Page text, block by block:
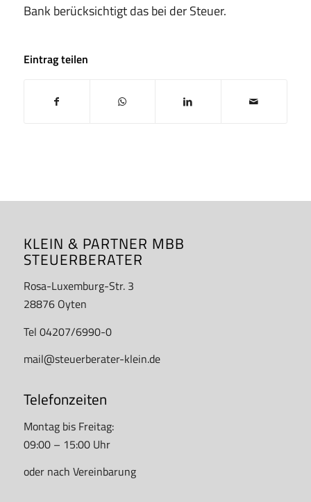
Bank berücksichtigt das bei der Steuer.
Eintrag teilen
KLEIN & PARTNER MBB
STEUERBERATER
Rosa-Luxemburg-Str. 3
28876 Oyten
Tel 04207/6990-0
mail@steuerberater-klein.de
Telefonzeiten
Montag bis Freitag:
09:00 – 15:00 Uhr
oder nach Vereinbarung